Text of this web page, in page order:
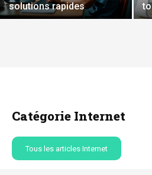
solutions rapides
Catégorie Internet
Tous les articles Internet